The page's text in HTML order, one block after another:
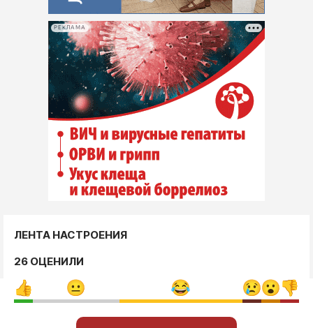
РЕКЛАМА
ЛЕНТА НАСТРОЕНИЯ
26 ОЦЕНИЛИ